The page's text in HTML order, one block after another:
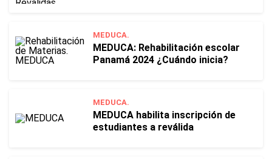
MEDUCA.
MEDUCA: Rehabilitación escolar
Panamá 2024 ¿Cuándo inicia?
MEDUCA.
MEDUCA habilita inscripción de
estudiantes a reválida